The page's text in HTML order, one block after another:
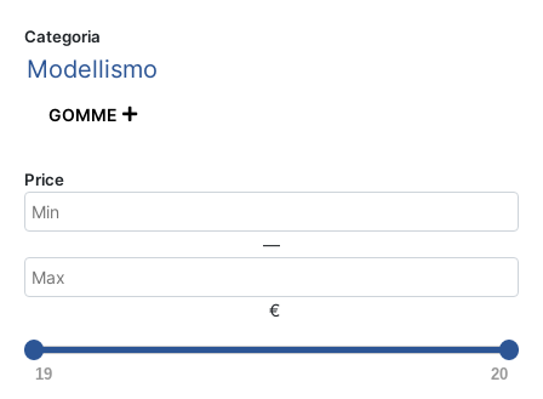
Categoria
Modellismo
GOMME 
Price
—
€
19 20